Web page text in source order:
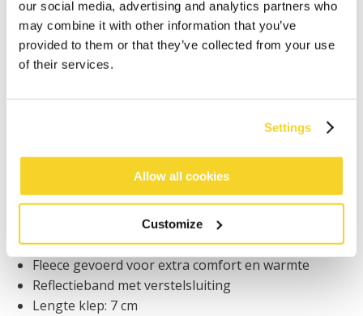
our social media, advertising and analytics partners who
may combine it with other information that you’ve
provided to them or that they’ve collected from your use
of their services.
Settings
Allow all cookies
Customize
Bestellingen die op werkdagen vóór 12:00 uur
worden geplaatst, worden dezelfde dag verzonden
NL
BESCHRIJVING
Pet in waterbestendig materiaal
100% polyurethaan
Fleece gevoerd voor extra comfort en warmte
Reflectieband met verstelsluiting
Lengte klep: 7 cm